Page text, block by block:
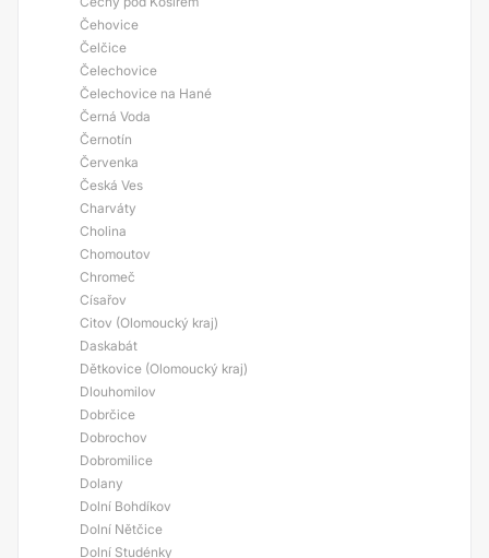
Čehovice
Čelčice
Čelechovice
Čelechovice na Hané
Černá Voda
Černotín
Červenka
Česká Ves
Charváty
Cholina
Chomoutov
Chromeč
Císařov
Citov (Olomoucký kraj)
Daskabát
Dětkovice (Olomoucký kraj)
Dlouhomilov
Dobrčice
Dobrochov
Dobromilice
Dolany
Dolní Bohdíkov
Dolní Nětčice
Dolní Studénky